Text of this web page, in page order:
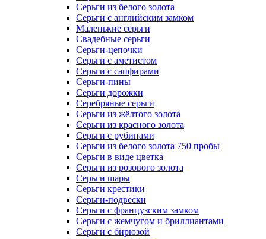
Серьги из белого золота
Серьги с английским замком
Маленькие серьги
Свадебные серьги
Серьги-цепочки
Серьги с аметистом
Серьги с сапфирами
Серьги-пины
Серьги дорожки
Серебряные серьги
Серьги из жёлтого золота
Серьги из красного золота
Серьги с рубинами
Серьги из белого золота 750 пробы
Серьги в виде цветка
Серьги из розового золота
Серьги шары
Серьги крестики
Серьги-подвески
Серьги с французским замком
Серьги с жемчугом и бриллиантами
Серьги с бирюзой